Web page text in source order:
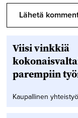
Viisi vinkkiä
parempiin
Kaupallinen yhteistyö